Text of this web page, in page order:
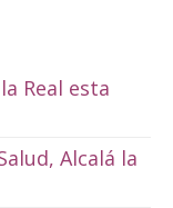
Real esta
Alcalá la